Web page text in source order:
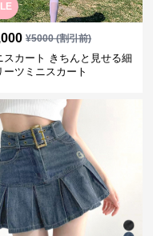
¥5000(割引前)
スカート きちんと見せる細
ーツミニスカート